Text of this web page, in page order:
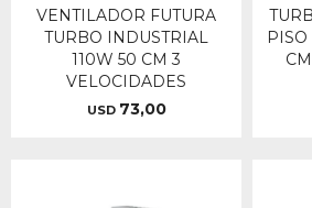
VENTILADOR FUTURA
TURBO INDUSTRIAL
110W 50 CM 3
VELOCIDADES
USD 73,00